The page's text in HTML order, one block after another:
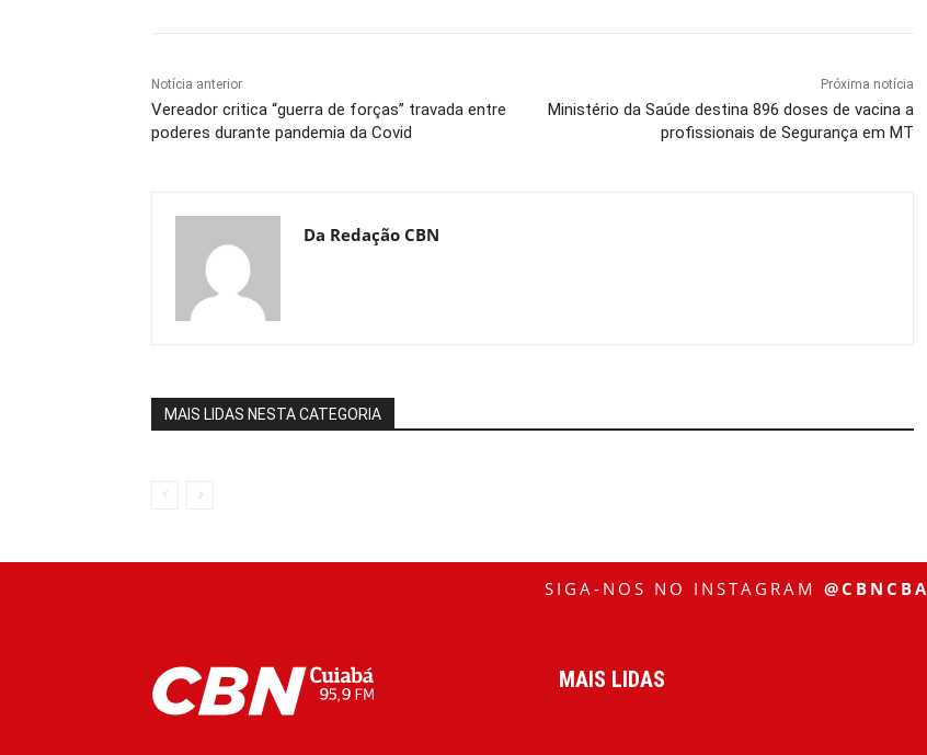
Notícia anterior
Vereador critica “guerra de forças” travada entre
poderes durante pandemia da Covid
Próxima notícia
Ministério da Saúde destina 896 doses de vacina a
profissionais de Segurança em MT
Da Redação CBN
MAIS LIDAS NESTA CATEGORIA
SIGA-NOS NO INSTAGRAM @CBNCBA
MAIS LIDAS